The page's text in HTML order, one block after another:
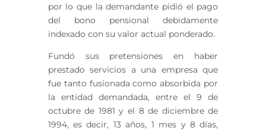
por lo que la demandante pidió el pago
del bono pensional debidamente
indexado con su valor actual ponderado.
Fundó sus pretensiones en haber
prestado servicios a una empresa que
fue tanto fusionada como absorbida por
la entidad demandada, entre el 9 de
octubre de 1981 y el 8 de diciembre de
1994, es decir, 13 años, 1 mes y 8 días,